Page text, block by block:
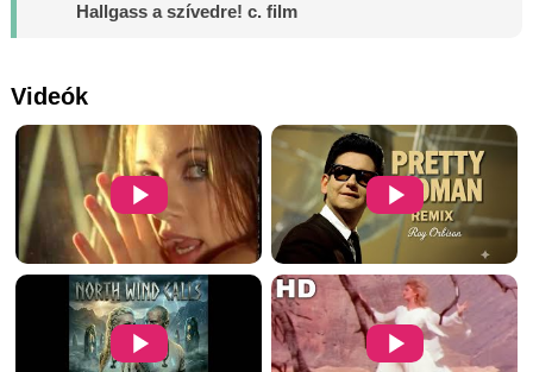
Hallgass a szívedre! c. film
Videók